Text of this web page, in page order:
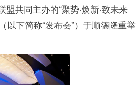
共同主办的“聚势·焕新·致未来
下简称“发布会”）于顺德隆重举